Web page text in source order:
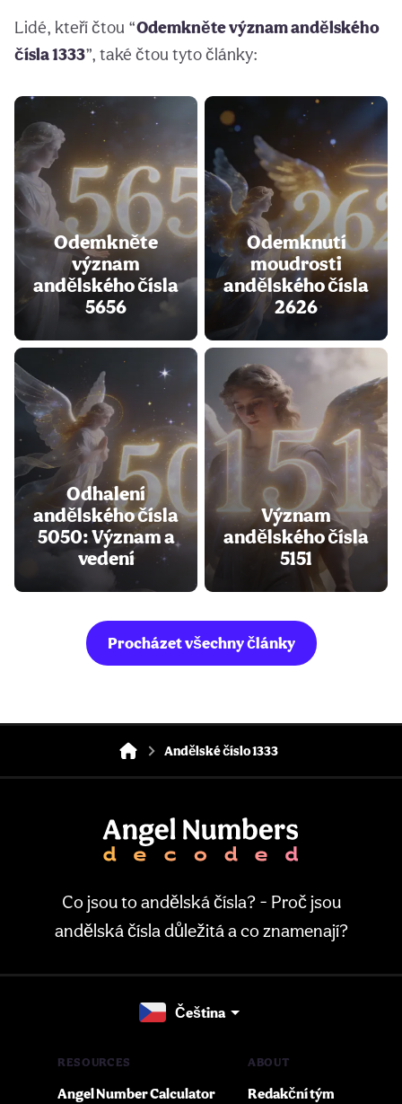
Lidé, kteří čtou “Odemkněte význam andělského
čísla 1333”, také čtou tyto články:
Odemkněte
význam
andělského čísla
5656
Odemknutí
moudrosti
andělského čísla
2626
Odhalení
andělského čísla
5050: Význam a
vedení
Význam
andělského čísla
5151
Procházet všechny články
Andělské číslo 1333
Co jsou to andělská čísla? - Proč jsou
andělská čísla důležitá a co znamenají?
Čeština
RESOURCES
Angel Number Calculator
ABOUT
Redakční tým